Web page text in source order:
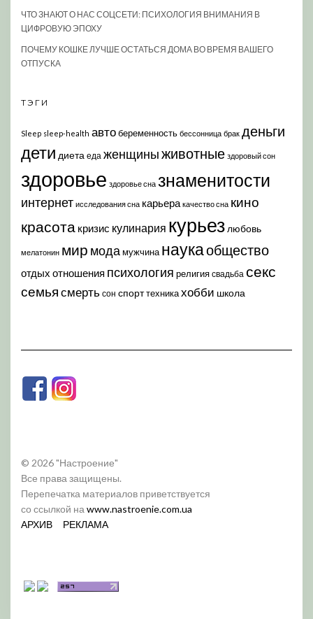
ЧТО ЗНАЮТ О НАС СОЦСЕТИ: ПСИХОЛОГИЯ ВНИМАНИЯ В
ЦИФРОВУЮ ЭПОХУ
ПОЧЕМУ КОШКЕ ЛУЧШЕ ОСТАТЬСЯ ДОМА ВО ВРЕМЯ ВАШЕГО
ОТПУСКА
ТЭГИ
Sleep sleep-health автобеременность бессонница брак деньги
дети диета еда женщиныживотные здоровый сон
здоровье здоровье сна знаменитости
интернет исследования сна карьера качество сна кино
красота кризис кулинария курьез любовь
мелатонин мир модамужчина наукаобщество
отдых отношения психология религия свадьба секс
семья смерть сон спорттехникахобби школа
© 2026 "Настроение"
Все права защищены.
Перепечатка материалов приветствуется
со ссылкой на www.nastroenie.com.ua
АРХИВ
РЕКЛАМА